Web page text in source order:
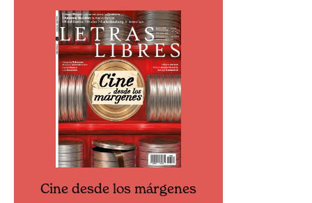
Cine desde los márgenes